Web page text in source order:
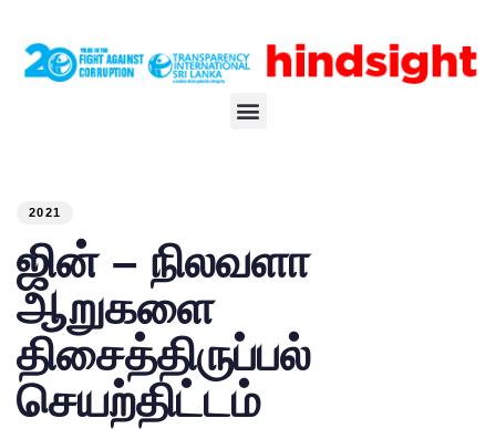
2021
ஜின் – நிலவளா
ஆறுகளை
திசைத்திருப்பல்
செயற்திட்டம்